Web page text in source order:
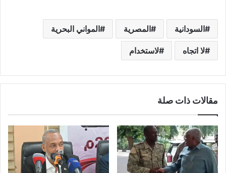
السودانية المصرية المواني البحرية
لا اتجاه لاستخدام
مقالات ذات صلة